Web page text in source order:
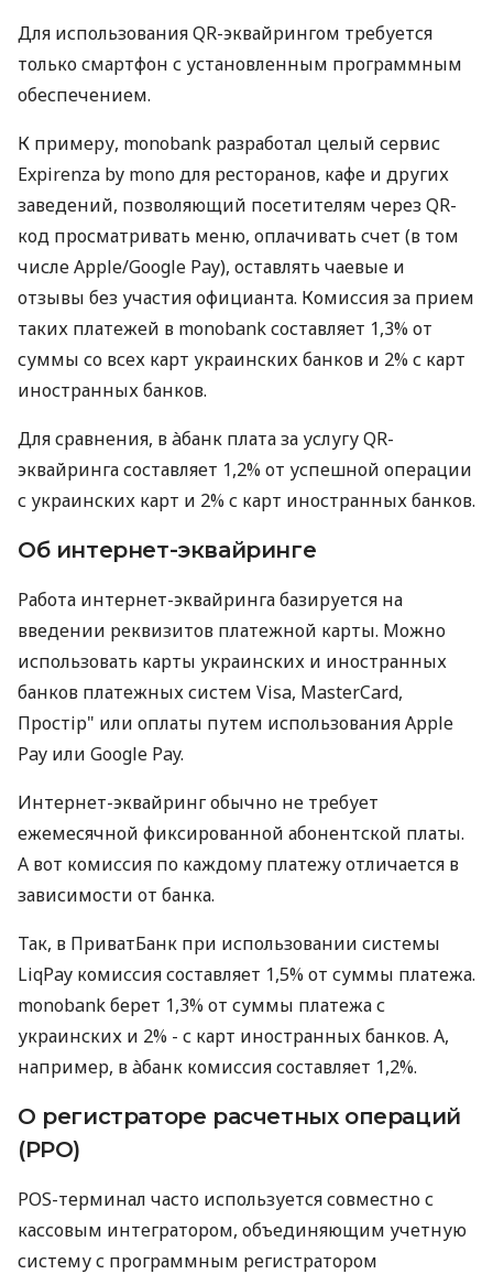
Для использования QR-эквайрингом требуется
только смартфон с установленным программным
обеспечением.
К примеру, monobank разработал целый сервис
Expirenza by mono для ресторанов, кафе и других
заведений, позволяющий посетителям через QR-
код просматривать меню, оплачивать счет (в том
числе Apple/Google Pay), оставлять чаевые и
отзывы без участия официанта. Комиссия за прием
таких платежей в monobank составляет 1,3% от
суммы со всех карт украинских банков и 2% с карт
иностранных банков.
Для сравнения, в àбанк плата за услугу QR-
эквайринга составляет 1,2% от успешной операции
с украинских карт и 2% с карт иностранных банков.
Об интернет-эквайринге
Работа интернет-эквайринга базируется на
введении реквизитов платежной карты. Можно
использовать карты украинских и иностранных
банков платежных систем Visa, MasterCard,
Простір" или оплаты путем использования Apple
Pay или Google Pay.
Интернет-эквайринг обычно не требует
ежемесячной фиксированной абонентской платы.
А вот комиссия по каждому платежу отличается в
зависимости от банка.
Так, в ПриватБанк при использовании системы
LiqPay комиссия составляет 1,5% от суммы платежа.
monobank берет 1,3% от суммы платежа с
украинских и 2% - с карт иностранных банков. А,
например, в àбанк комиссия составляет 1,2%.
О регистраторе расчетных операций
(РРО)
POS-терминал часто используется совместно с
кассовым интегратором, объединяющим учетную
систему с программным регистратором